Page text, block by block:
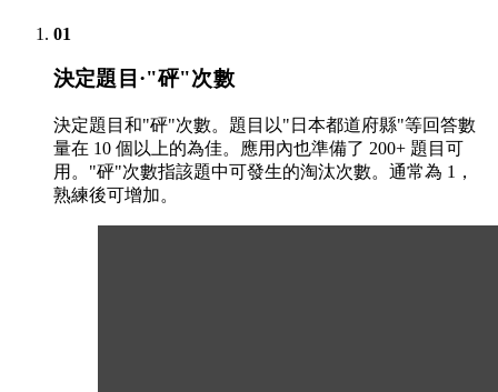
01
決定題目·"砰"次數
決定題目和"砰"次數。題目以"日本都道府縣"等回答數
量在 10 個以上的為佳。應用內也準備了 200+ 題目可
用。"砰"次數指該題中可發生的淘汰次數。通常為 1，
熟練後可增加。